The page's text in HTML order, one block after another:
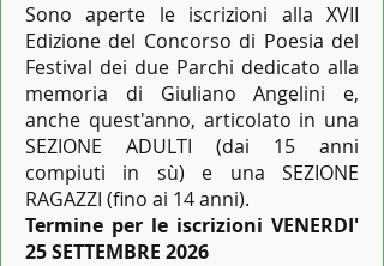
Sono aperte le iscrizioni alla XVII
Edizione del Concorso di Poesia del
Festival dei due Parchi dedicato alla
memoria di Giuliano Angelini e,
anche quest'anno, articolato in una
SEZIONE ADULTI (dai 15 anni
compiuti in sù) e una SEZIONE
RAGAZZI (fino ai 14 anni).
Termine per le iscrizioni VENERDI'
25 SETTEMBRE 2026